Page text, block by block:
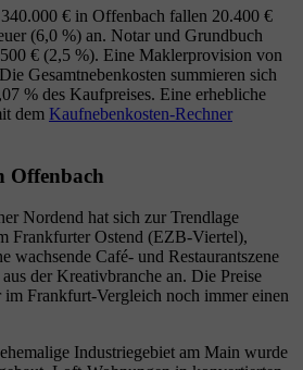
€ in Offenbach fallen 20.400 €
(6,0 %) an. Notar und Grundbuch
€ (2,5 %). Eine Maklerprovision von
Gesamtnebenkosten summieren sich
% des Kaufpreises. Eine erhebliche
dem Kaufnebenkosten-Rechner
Offenbach
Nordend hat sich zur Trendlage
Frankfurter Ostend (EZB-Viertel),
wachsende Café- und Restaurantszene
der Kreativbranche an. Die Preise
im Frankfurt-Vergleich noch immer einen
Industriegebiet am Main wurde